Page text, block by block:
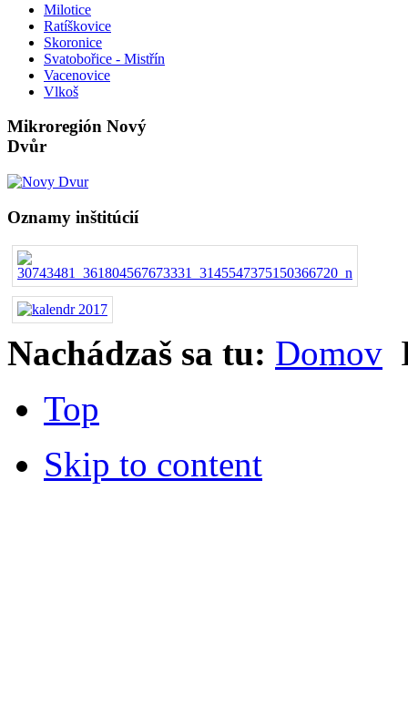
Milotice
Ratíškovice
Skoronice
Svatobořice - Mistřín
Vacenovice
Vlkoš
Mikroregión Nový
Dvůr
Oznamy inštitúcií
Nachádzaš sa tu: Domov
Top
Skip to content